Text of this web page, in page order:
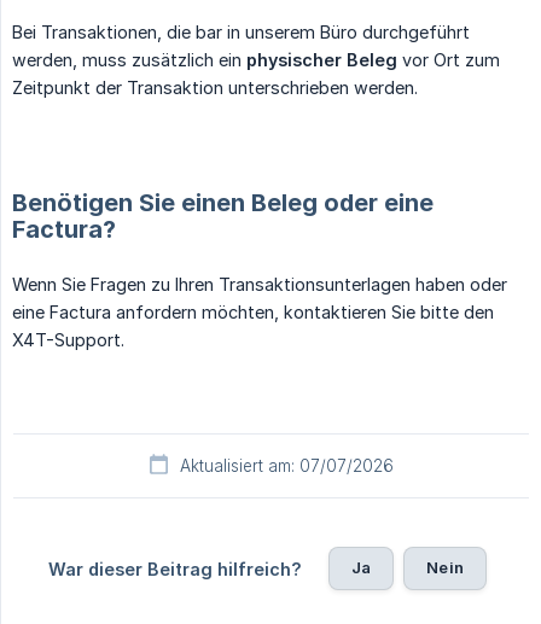
Bei Transaktionen, die bar in unserem Büro durchgeführt
werden, muss zusätzlich ein physischer Beleg vor Ort zum
Zeitpunkt der Transaktion unterschrieben werden.
Benötigen Sie einen Beleg oder eine
Factura?
Wenn Sie Fragen zu Ihren Transaktionsunterlagen haben oder
eine Factura anfordern möchten, kontaktieren Sie bitte den
X4T-Support.
Aktualisiert am: 07/07/2026
War dieser Beitrag hilfreich? Ja Nein